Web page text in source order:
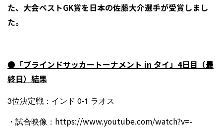
た、大会ベストGK賞を日本の佐藤大介選手が受賞しまし
た。
●「ブラインドサッカートーナメント in タイ」4日目（最
終日）結果
3位決定戦：インド 0-1 ラオス
・試合映像： https://www.youtube.com/watch?v=-